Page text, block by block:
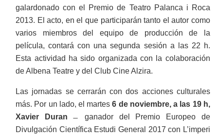
galardonado con el Premio de Teatro Palanca i Roca
2013. El acto, en el que participarán tanto el autor como
varios miembros del equipo de producción de la
película, contará con una segunda sesión a las 22 h.
Esta actividad ha sido organizada con la colaboración
de Albena Teatre y del Club Cine Alzira.
Las jornadas se cerrarán con dos acciones culturales
más. Por un lado, el martes6 de noviembre, a las 19 h,
Xavier Duran̶ ganador del Premio Europeo de
Divulgación Científica Estudi General 2017 con L’imperi